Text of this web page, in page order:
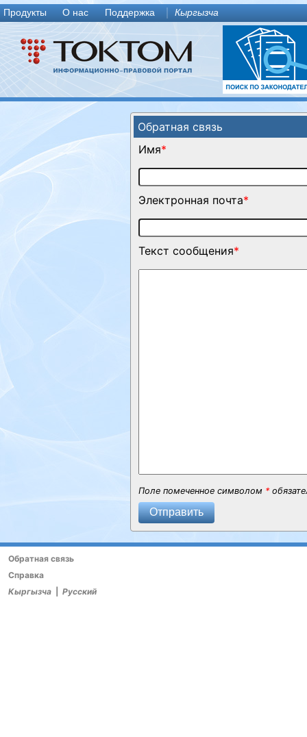
Продукты О нас Поддержка Кыргызча
Обратная связь
Имя*
Электронная почта*
Текст сообщения*
Поле помеченное символом *
Отправить
Обратная связь
Справка
Кыргызча
Русский